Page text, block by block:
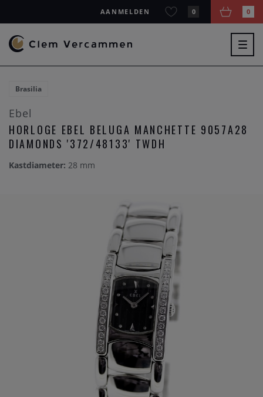
AANMELDEN 0 0
Brasilia
Ebel
HORLOGE EBEL BELUGA MANCHETTE 9057A28
DIAMONDS '372/48133' TWDH
Kastdiameter: 28 mm